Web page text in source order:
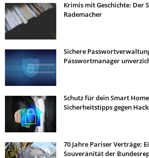
Krimis mit Geschichte: Der
Rademacher
Sichere
Passwortmanager
Schutz für dein Smart
Sicherheitstipps gegen
70 Jahre Pariser Verträge:
Souveränität der